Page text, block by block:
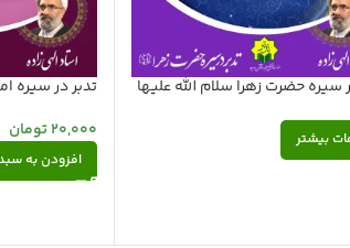
سیره حضرت زهرا سلام الله علیها
بیشتر
تدبر در سیره
20,000تومان
افزودن به